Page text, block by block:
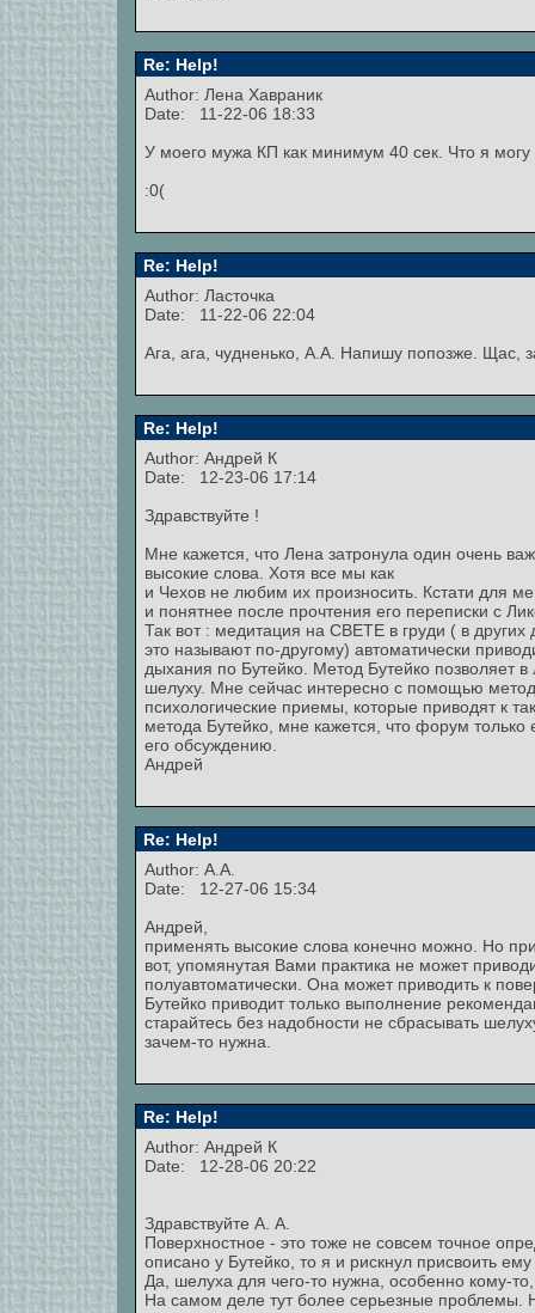
Re: Help!
Author: Лена Хавраник
Date: 11-22-06 18:33
У моего мужа КП как минимум 40 сек. Что я
:0(
Re: Help!
Author: Ласточка
Date: 11-22-06 22:04
Ага, ага, чудненько, А.А. Напишу попозже. Щас,
Re: Help!
Author: Андрей К
Date: 12-23-06 17:14
Здравствуйте !
Мне кажется, что Лена затронула один очень
высокие слова. Хотя все мы как
и Чехов не любим их произносить. Кстати для
и понятнее после прочтения его переписки с
Так вот : медитация на СВЕТЕ в груди ( в других
это называют по-другому) автоматически
дыхания по Бутейко. Метод Бутейко позволяет
шелуху. Мне сейчас интересно с помощью
психологические приемы, которые приводят к
метода Бутейко, мне кажется, что форум
его обсуждению.
Андрей
Re: Help!
Author: А.А.
Date: 12-27-06 15:34
Андрей,
применять высокие слова конечно можно. Но
вот, упомянутая Вами практика не может
полуавтоматически. Она может приводить к
Бутейко приводит только выполнение
старайтесь без надобности не сбрасывать
зачем-то нужна.
Re: Help!
Author: Андрей К
Date: 12-28-06 20:22
Здравствуйте А. А.
Поверхностное - это тоже не совсем точное
описано у Бутейко, то я и рискнул присвоить
Да, шелуха для чего-то нужна, особенно кому-
На самом деле тут более серьезные проблемы.